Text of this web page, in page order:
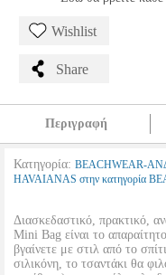
Wishlist
Share
Περιγραφή
Κατηγορία: BEACHWEAR-
HAVAIANAS στην
Διασκεδαστικό, πρακτικό,
Mini Bag είναι το
βγαίνετε με στιλ από το
σιλικόνη, το τσαντάκι θα